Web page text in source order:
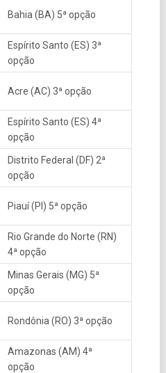
Bahia (BA) 5ª opção
Espírito Santo (ES) 3ª
opção
Acre (AC) 3ª opção
Espírito Santo (ES) 4ª
opção
Distrito Federal (DF) 2ª
opção
Piauí (PI) 5ª opção
Rio Grande do Norte (RN)
4ª opção
Minas Gerais (MG) 5ª
opção
Rondônia (RO) 3ª opção
Amazonas (AM) 4ª
opção